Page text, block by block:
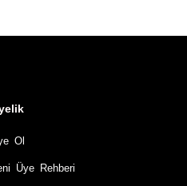
Ol
Üye Rehberi